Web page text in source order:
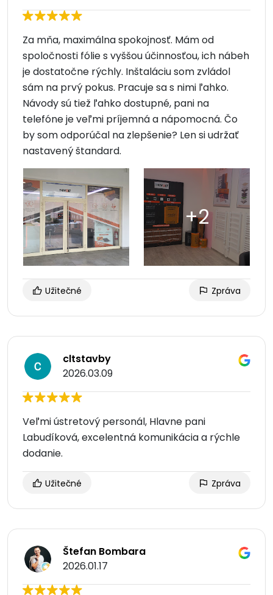
Za mňa, maximálna spokojnosť. Mám od
spoločnosti fólie s vyššou účinnosťou, ich nábeh
je dostatočne rýchly. Inštaláciu som zvládol
sám na prvý pokus. Pracuje sa s nimi ľahko.
Návody sú tiež ľahko dostupné, pani na
telefóne je veľmi príjemná a nápomocná. Čo
by som odporúčal na zlepšenie? Len si udržať
nastavený štandard.
Užitečné Zpráva
cltstavby
2026.03.09
Veľmi ústretový personál, Hlavne pani
Labudíková, excelentná komunikácia a rýchle
dodanie.
Užitečné Zpráva
Štefan Bombara
2026.01.17